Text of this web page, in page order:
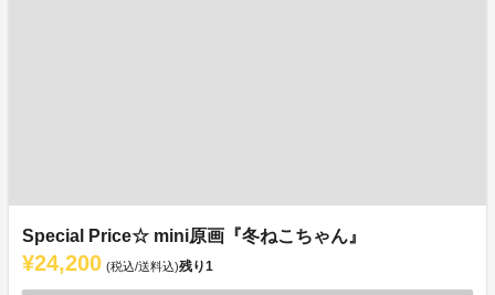
Special Price☆ mini原画『冬ねこちゃん』
¥24,200 (税込/送料込)残り1